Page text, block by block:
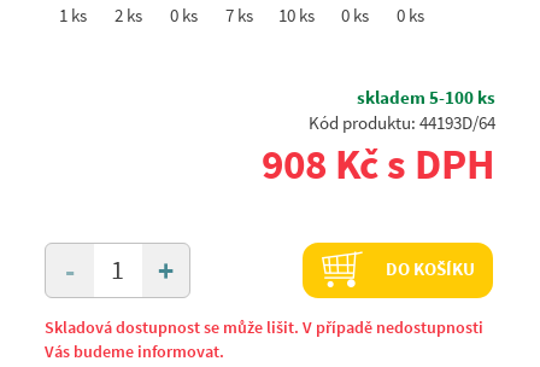
1 ks
2 ks
0 ks
7 ks
10 ks
0 ks
0 ks
skladem 5-100 ks
Kód produktu: 44193D/64
908 Kč s DPH
+
- DO KOŠÍKU
Skladová dostupnost se může lišit. V případě nedostupnosti
Vás budeme informovat.